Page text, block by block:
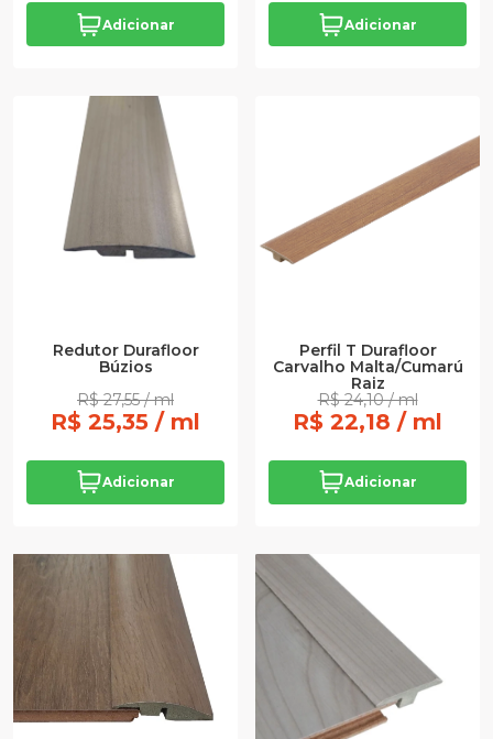
Adicionar Adicionar
Redutor Durafloor
Búzios
R$ 27,55 / ml
R$ 25,35 / ml
Adicionar
Perfil T Durafloor
Carvalho Malta/Cumarú
Raiz
R$ 24,10 / ml
R$ 22,18 / ml
Adicionar